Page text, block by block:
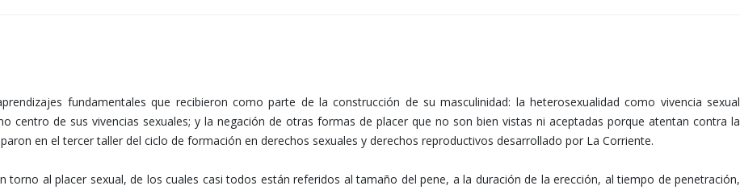
fundamentales que recibieron como parte de la construcción de su masculinidad: la heterosexualidad como vivencia sexual
centro de sus vivencias sexuales; y la negación de otras formas de placer que no son bien vistas ni aceptadas porque atentan contra la
en el tercer taller del ciclo de formación en derechos sexuales y derechos reproductivos desarrollado por La Corriente.
al placer sexual, de los cuales casi todos están referidos al tamaño del pene, a la duración de la erección, al tiempo de penetración,